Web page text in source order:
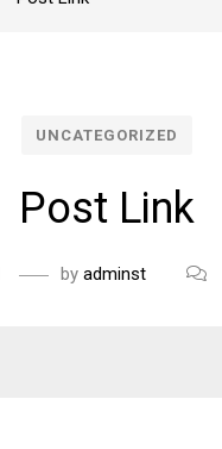
UNCATEGORIZED
Post Link
by adminst